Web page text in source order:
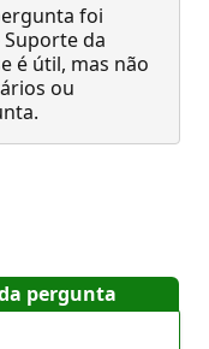
foi
da
é útil, mas não
ou
pergunta